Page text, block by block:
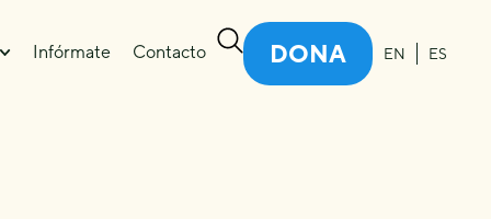
Infórmate Contacto DONA EN ES